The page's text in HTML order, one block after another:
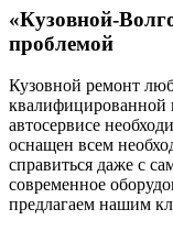
«Кузовной-
проблемой
Кузовной ремонт
квалифицированной
автосервисе
оснащен всем
справиться даже с
современное
предлагаем нашим